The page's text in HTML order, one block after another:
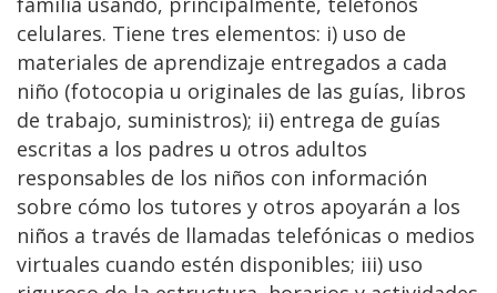
celulares. Tiene tres elementos: i) uso de
materiales de aprendizaje entregados a cada
niño (fotocopia u originales de las guías, libros
de trabajo, suministros); ii) entrega de guías
escritas a los padres u otros adultos
responsables de los niños con información
sobre cómo los tutores y otros apoyarán a los
niños a través de llamadas telefónicas o medios
virtuales cuando estén disponibles; iii) uso